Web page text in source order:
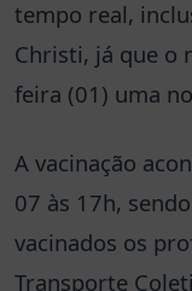
tempo real,
Christi, já que o
feira (01) uma
A vacinação
07 às 17h,
vacinados os
Transporte